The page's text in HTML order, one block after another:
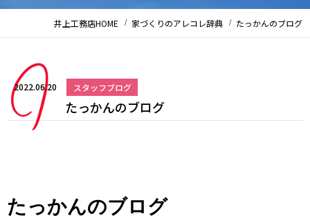
井上工務店HOME 家づくりのアレコレ辞典 たっかんのブログ
2022.06.20 スタッフブログ
たっかんのブログ
たっかんのブログ